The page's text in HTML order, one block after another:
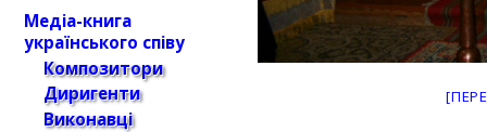
Медіа-книга
українського співу
Композитори
Диригенти
Виконавці